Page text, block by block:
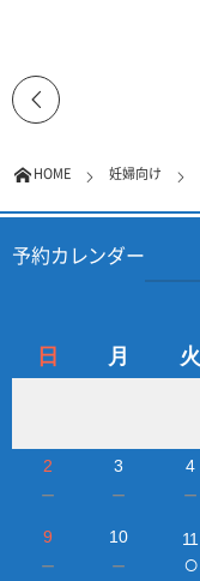
HOME 妊婦向け
予約カレンダー
日
月 火
2
－
3
－
4
－
9
－
10
－
11
○